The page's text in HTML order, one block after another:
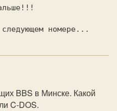
BBS в Минске. Какой
C-DOS.